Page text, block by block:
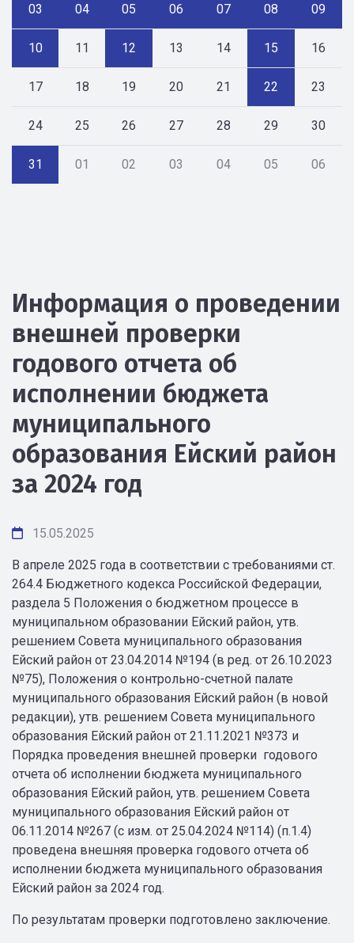
03 04 05 06 07 08 09
10 11 12 13 14 15 16
17 18 19 20 21 22 23
24 25 26 27 28 29 30
31 01 02 03 04 05 06
Информация о проведении
внешней проверки
годового отчета об
исполнении бюджета
муниципального
образования Ейский район
за 2024 год
15.05.2025
В апреле 2025 года в соответствии с требованиями ст.
264.4 Бюджетного кодекса Российской Федерации,
раздела 5 Положения о бюджетном процессе в
муниципальном образовании Ейский район, утв.
решением Совета муниципального образования
Ейский район от 23.04.2014 №194 (в ред. от 26.10.2023
№75), Положения о контрольно-счетной палате
муниципального образования Ейский район (в новой
редакции), утв. решением Совета муниципального
образования Ейский район от 21.11.2021 №373 и
Порядка проведения внешней проверки годового
отчета об исполнении бюджета муниципального
образования Ейский район, утв. решением Совета
муниципального образования Ейский район от
06.11.2014 №267 (с изм. от 25.04.2024 №114) (п.1.4)
проведена внешняя проверка годового отчета об
исполнении бюджета муниципального образования
Ейский район за 2024 год.
По результатам проверки подготовлено заключение.